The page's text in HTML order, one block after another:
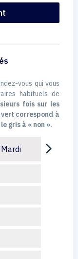
vous qui vous
habituels de
fois sur les
correspond à
gris à « non ».
Mardi arrow_forward_ios